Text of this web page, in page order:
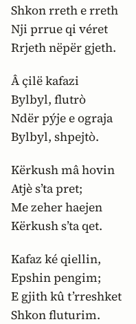
Shkon rreth e rreth
Nji prrue qi véret
Rrjeth nëpër gjeth.
Â çilë kafazi
Bylbyl, flutrò
Ndër pýje e ograja
Bylbyl, shpejtò.
Kërkush mâ hovin
Atjè s’ta pret;
Me zeher haejen
Kërkush s’ta qet.
Kafaz ké qiellin,
Epshin pengim;
E gjith kû t’rreshket
Shkon fluturim.